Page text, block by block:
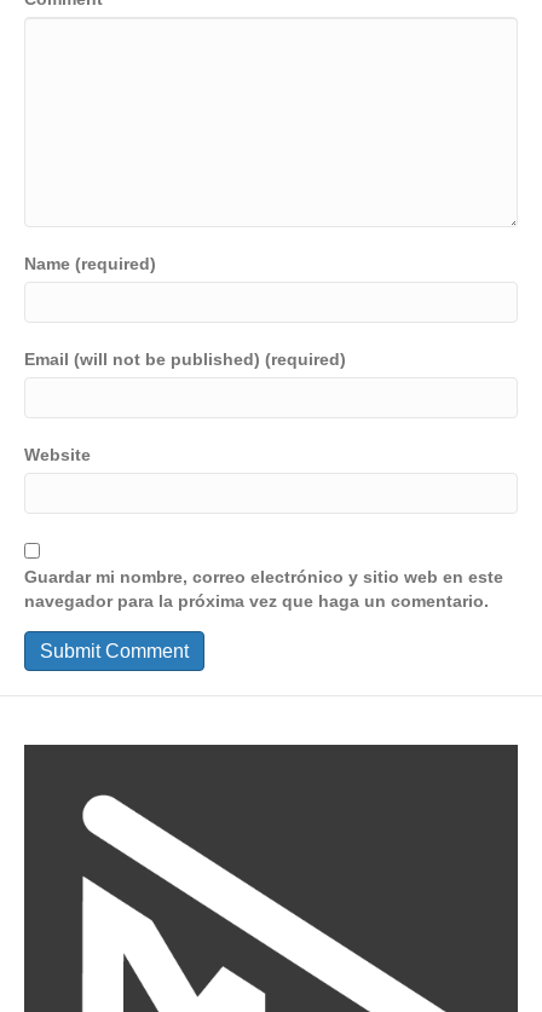
Name (required)
Email (will not be published) (required)
Website
Guardar mi nombre, correo electrónico y sitio web en este
navegador para la próxima vez que haga un comentario.